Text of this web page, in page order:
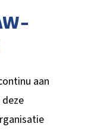
aan